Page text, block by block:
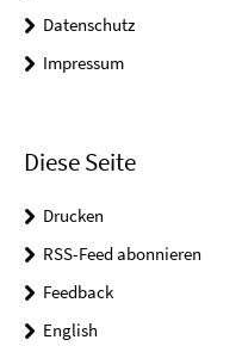
Datenschutz
Impressum
Diese Seite
Drucken
RSS-Feed abonnieren
Feedback
English